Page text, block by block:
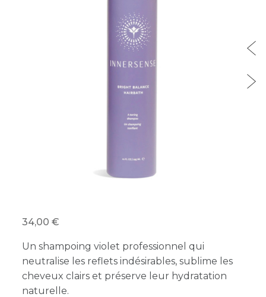
34,00
Un shampoing violet professionnel qui
neutralise les reflets indésirables, sublime les
cheveux clairs et préserve leur hydratation
naturelle.